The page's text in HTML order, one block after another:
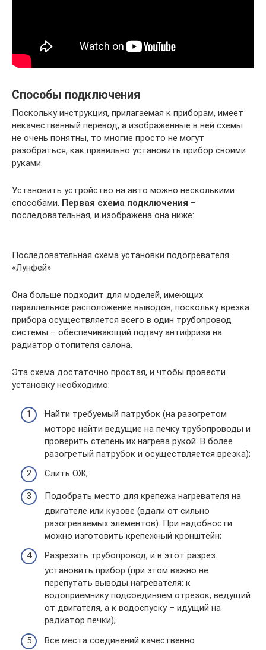
Способы подключения
Поскольку инструкция, прилагаемая к приборам, имеет
некачественный перевод, а изображенные в ней схемы
не очень понятны, то многие просто не могут
разобраться, как правильно установить прибор своими
руками.
Установить устройство на авто можно несколькими
способами. Первая схема подключения –
последовательная, и изображена она ниже:
Последовательная схема установки подогревателя
«Лунфей»
Она больше подходит для моделей, имеющих
параллельное расположение выводов, поскольку врезка
прибора осуществляется всего в один трубопровод
системы – обеспечивающий подачу антифриза на
радиатор отопителя салона.
Эта схема достаточно простая, и чтобы провести
установку необходимо:
Найти требуемый патрубок (на разогретом
моторе найти ведущие на печку трубопроводы и
проверить степень их нагрева рукой. В более
разогретый патрубок и осуществляется врезка);
Слить ОЖ;
Подобрать место для крепежа нагревателя на
двигателе или кузове (вдали от сильно
разогреваемых элементов). При надобности
можно изготовить крепежный кронштейн;
Разрезать трубопровод, и в этот разрез
установить прибор (при этом важно не
перепутать выводы нагревателя: к
водоприемнику подсоединяем отрезок, ведущий
от двигателя, а к водоспуску – идущий на
радиатор печки);
Все места соединений качественно